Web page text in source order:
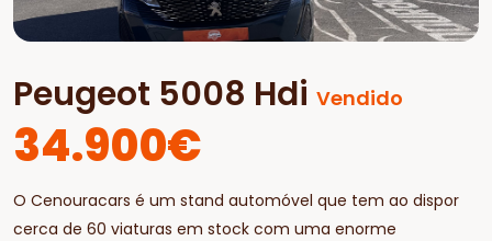
Peugeot 5008 Hdi Vendido
34.900€
O Cenouracars é um stand automóvel que tem ao dispor
cerca de 60 viaturas em stock com uma enorme